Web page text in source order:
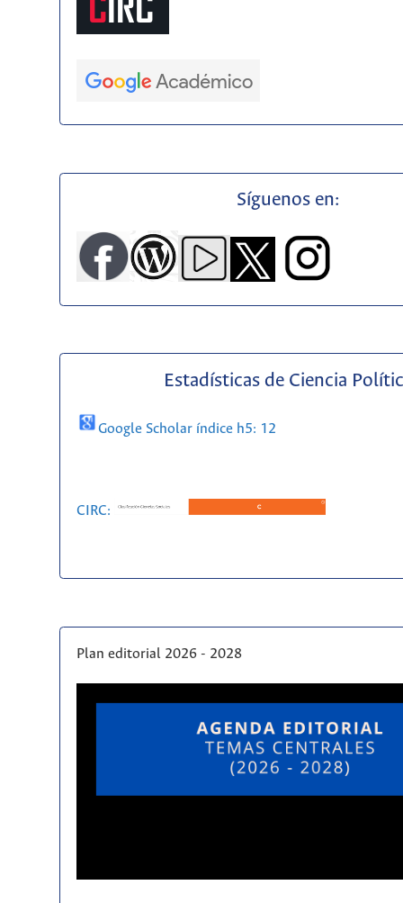
Síguenos en:
Estadísticas de Ciencia
Google Scholar índice h5: 12
CIRC:
Plan editorial 2026 - 2028